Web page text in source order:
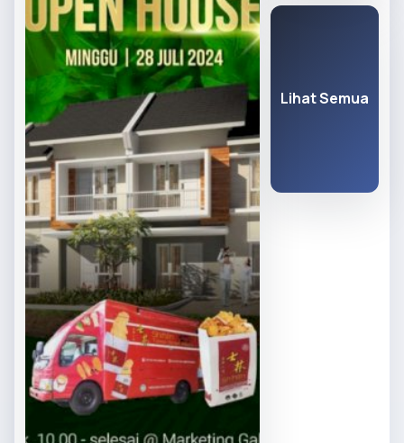
Lihat Semua